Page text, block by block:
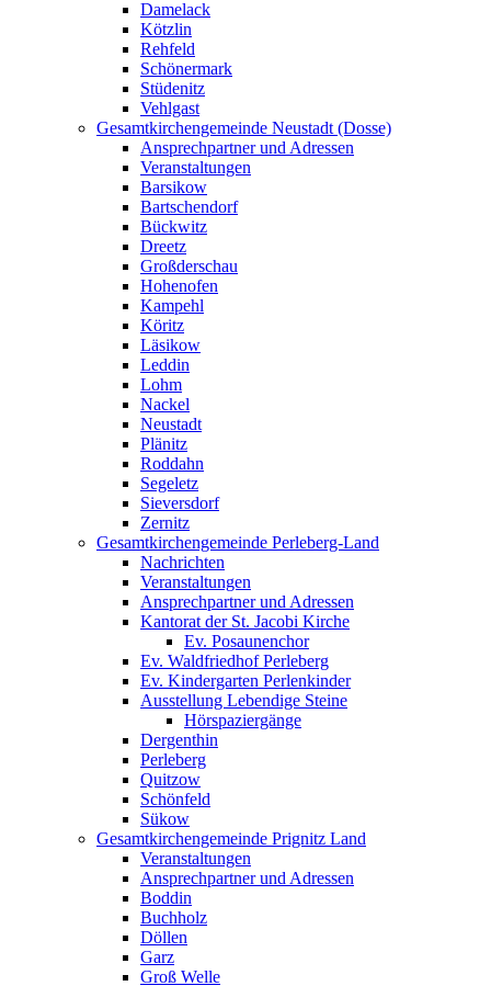
Damelack
Kötzlin
Rehfeld
Schönermark
Stüdenitz
Vehlgast
Gesamtkirchengemeinde Neustadt (Dosse)
Ansprechpartner und Adressen
Veranstaltungen
Barsikow
Bartschendorf
Bückwitz
Dreetz
Großderschau
Hohenofen
Kampehl
Köritz
Läsikow
Leddin
Lohm
Nackel
Neustadt
Plänitz
Roddahn
Segeletz
Sieversdorf
Zernitz
Gesamtkirchengemeinde Perleberg-Land
Nachrichten
Veranstaltungen
Ansprechpartner und Adressen
Kantorat der St. Jacobi Kirche
Ev. Posaunenchor
Ev. Waldfriedhof Perleberg
Ev. Kindergarten Perlenkinder
Ausstellung Lebendige Steine
Hörspaziergänge
Dergenthin
Perleberg
Quitzow
Schönfeld
Sükow
Gesamtkirchengemeinde Prignitz Land
Veranstaltungen
Ansprechpartner und Adressen
Boddin
Buchholz
Döllen
Garz
Groß Welle